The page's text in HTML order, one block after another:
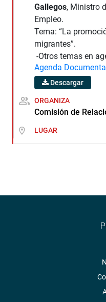
Gallegos, Ministro
Empleo.
Tema: “La
migrantes”.
-Otros temas en
Agenda
Descargar
ORGANIZA
Comisión de
LUGAR